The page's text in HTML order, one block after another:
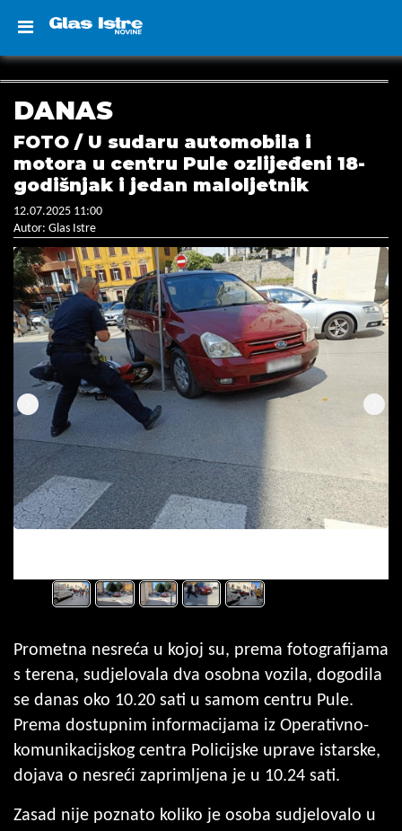
DANAS
FOTO / U sudaru automobila i
motora u centru Pule ozlijeđeni 18-
godišnjak i jedan maloljetnik
12.07.2025 11:00
Autor: Glas Istre
Prometna nesreća u kojoj su, prema fotografijama
s terena, sudjelovala dva osobna vozila, dogodila
se danas oko 10.20 sati u samom centru Pule.
Prema dostupnim informacijama iz Operativno-
komunikacijskog centra Policijske uprave istarske,
dojava o nesreći zaprimljena je u 10.24 sati.
Zasad nije poznato koliko je osoba sudjelovalo u